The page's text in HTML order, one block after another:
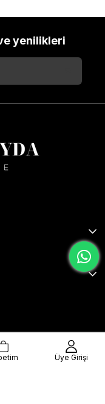
yenilikleri
Üye Girişi